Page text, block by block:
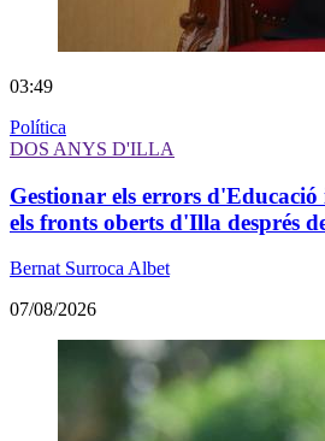
03:49
Política
DOS ANYS D'ILLA
Gestionar els errors
els fronts oberts d'Illa després
Bernat Surroca Albet
07/08/2026